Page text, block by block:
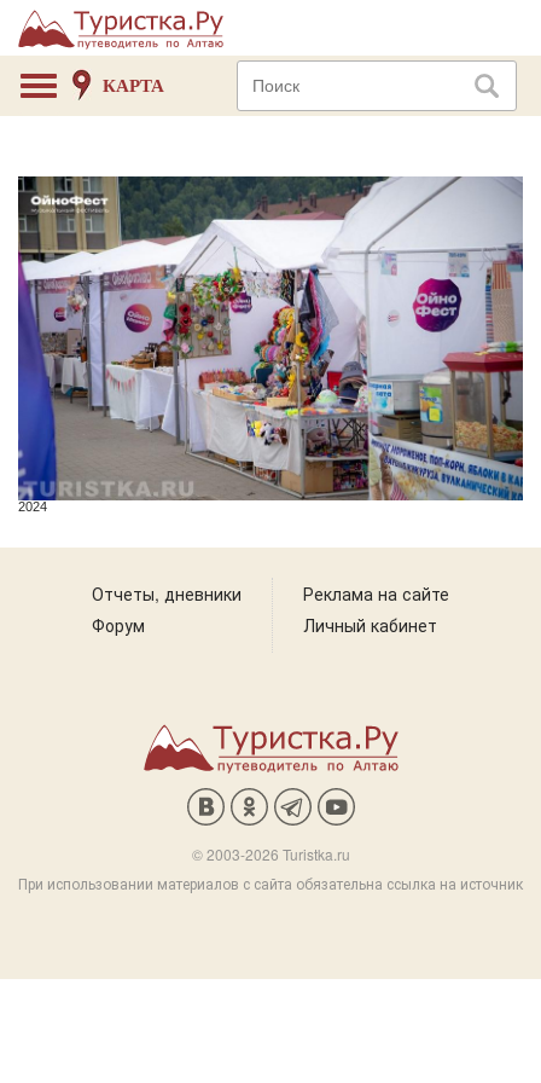
КАРТА
2024
Отчеты, дневники
Форум
Реклама на сайте
Личный кабинет
© 2003-2026 Turistka.ru
При использовании материалов с сайта обязательна ссылка на источник